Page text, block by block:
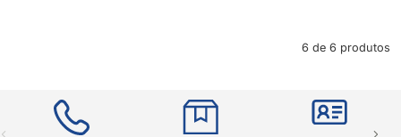
6 de 6 produtos